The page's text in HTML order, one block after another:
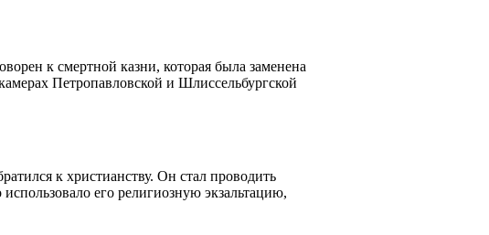
к смертной казни, которая была заменена
Петропавловской и Шлиссельбургской
к христианству. Он стал проводить
его религиозную экзальтацию,